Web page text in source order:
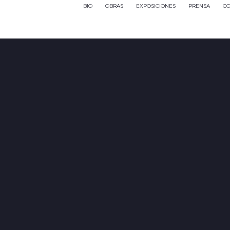
BIO OBRAS EXPOSICIONES PRENSA